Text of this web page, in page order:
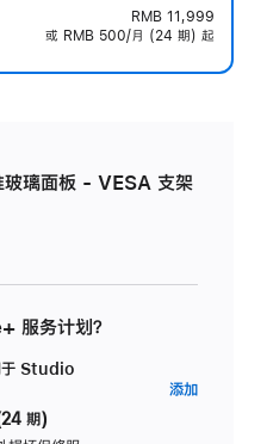
RMB 11,999
或 RMB 500/月 (24 期) 起
璃面板 - VESA 支架
服务计划？
于 Studio
期)
添加